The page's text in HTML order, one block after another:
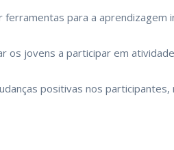
ferramentas para a aprendizagem
os jovens a participar em
positivas nos